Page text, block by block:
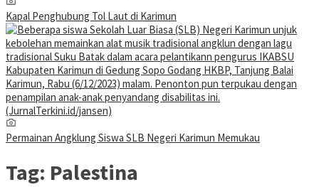
Kapal Penghubung Tol Laut di Karimun
Permainan Angklung Siswa SLB Negeri Karimun Memukau
Tag: Palestina